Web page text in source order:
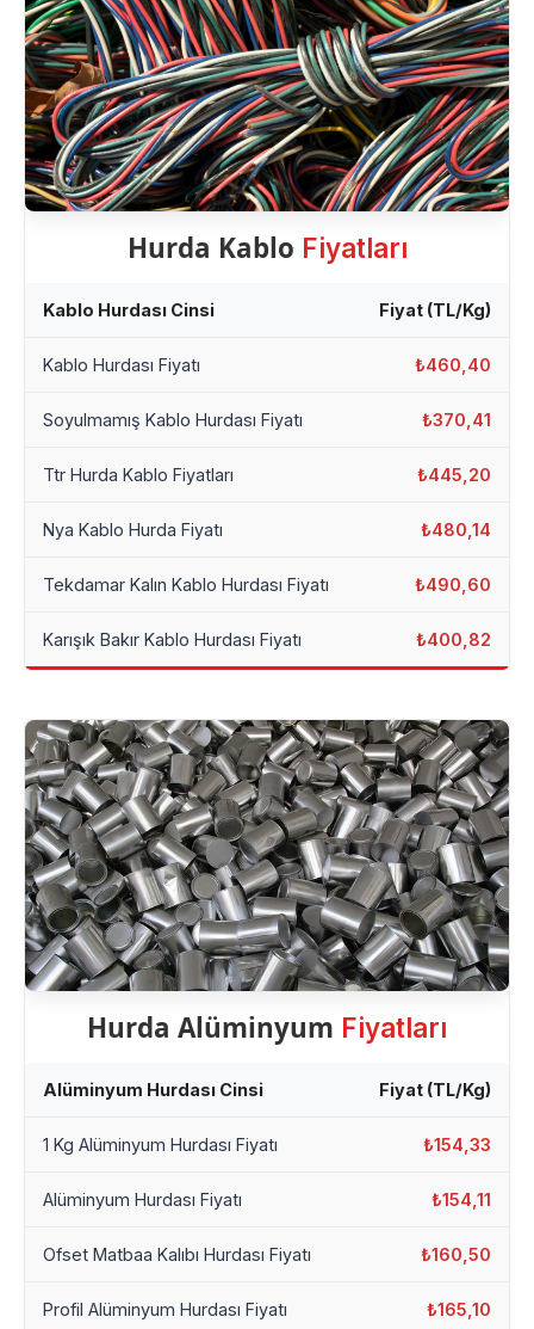
Hurda Kablo Fiyatları
Kablo Hurdası Cinsi Fiyat (TL/Kg)
Kablo Hurdası Fiyatı ₺460,40
Soyulmamış Kablo Hurdası Fiyatı ₺370,41
Ttr Hurda Kablo Fiyatları ₺445,20
Nya Kablo Hurda Fiyatı ₺480,14
Tekdamar Kalın Kablo Hurdası Fiyatı ₺490,60
Karışık Bakır Kablo Hurdası Fiyatı ₺400,82
Hurda Alüminyum Fiyatları
Alüminyum Hurdası Cinsi Fiyat (TL/Kg)
1 Kg Alüminyum Hurdası Fiyatı ₺154,33
Alüminyum Hurdası Fiyatı ₺154,11
Ofset Matbaa Kalıbı Hurdası Fiyatı ₺160,50
Profil Alüminyum Hurdası Fiyatı ₺165,10